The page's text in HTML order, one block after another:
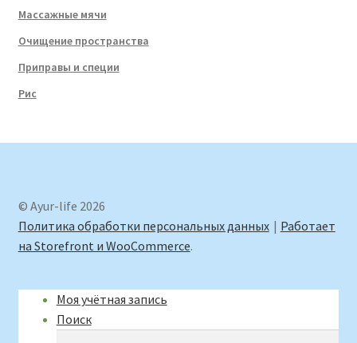
Массажные мячи
Очищение пространства
Приправы и специи
Рис
© Ayur-life 2026
Политика обработки персональных данных
Работает
на Storefront и WooCommerce.
Моя учётная запись
Поиск